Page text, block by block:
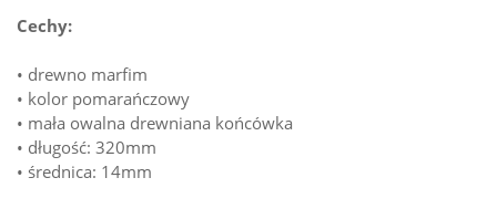
Cechy:
• drewno marfim
• kolor pomarańczowy
• mała owalna drewniana końcówka
• długość: 320mm
• średnica: 14mm